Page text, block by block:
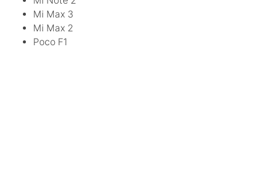
Mi Max 3
Mi Max 2
Poco F1